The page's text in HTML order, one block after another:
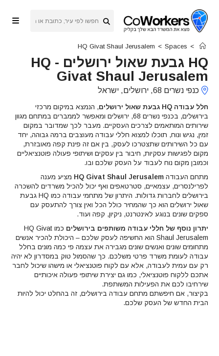
content
>
Spaces
>
HQ Givat Shaul Jerusalem
HQ גבעת שאול ירושלים -
HQ
Givat Shaul Jerusalem
כנפי נשרים 68, ירושלים, ישראל
חלל עבודה HQ גבעת שאול ירושלים
, הנמצא במיקום מרכזי
בירושלים, בכנפי נשרים 68, ירושלים ומאפשר לממברים במתחם מגוון
שירותים המותאמים לצרכים העסקיים. מעבר לכך שמדובר במקום
זמין, נגיש ונוח, תוכלו למצוא חללי עבודה מעוצבים ברמה גבוהה, יחד
עם כל השירותים שתצטרכו לעסק, בין אם זה פינת קפה מאובזרת,
מקום לפגישות עסקיות, חיבור בין עסקים ושיתופי פעולה פוטנציאליים
וכמובן מקום נוח לעבוד על העסק שלכם ובו.
מתחם העבודהHQ Givat Shaul Jerusalem מציע מענה
לפרילנסרים, עצמאיים, סטרטאפים ואף יכול להכיל משרדים להשכרה
בירושלים לחברות גדולות. היתרון של מתחמי עבודה כמו HQ גבעת
שאול ירושלים הוא כך שהמחיר כולל הכל ואין צורך להתעסק עם
ספקים שונים בנוגע לאינטרנט, ניקיון, קפה ועוד.
יתרון נוסף של חללי עבודה משותפים בירושלים
כמו HQ Givat
Shaul Jerusalem הוא החשיפה לעסק שלכם – היכולת להכיר אנשים
מתחומים שונים ואנשים שונים מגבירה את עצמה פי כמה מונים בחלל
עבודה לעומת משרד פרטי משלכם. כך שהסמול טוק במסדרון לא יהיה
רק עם עמית לעבודה, אלא עם לקוח פוטנציאלי או מישהו שיכול לחבר
אתכם ללקוח פוטנציאלי, כמו גם יצירת שיתופי פעולה איכותיים
שירחיבו לכם את הפעילות המשותפת.
בקיצור, אם חיפשתם מתחם עבודה בירושלים, זה בהחלט יכול להיות
הבית החדש של העסק שלכם.